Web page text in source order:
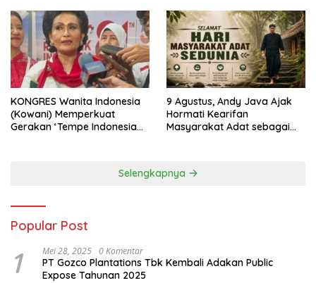
KONGRES Wanita Indonesia
(Kowani) Memperkuat
Gerakan ‘Tempe Indonesia
9 Agustus, Andy Java Ajak
Hormati Kearifan
Masyarakat Adat sebagai
Selengkapnya
Popular Post
1 Mei 28, 2025 0 Komentar
PT Gozco Plantations Tbk Kembali Adakan Public
Expose Tahunan 2025